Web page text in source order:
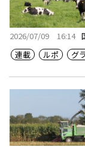
2026/07/09 16:14
連載
ルポ グ